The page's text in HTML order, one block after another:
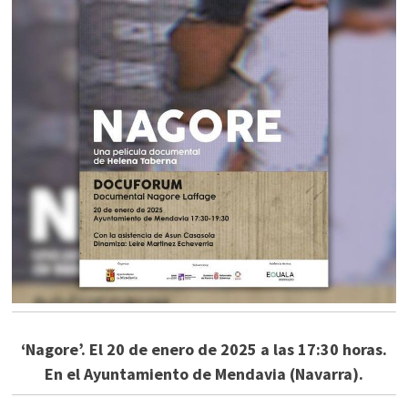
‘Nagore’. El 20 de enero de 2025 a las 17:30 horas.
En el Ayuntamiento de Mendavia (Navarra).